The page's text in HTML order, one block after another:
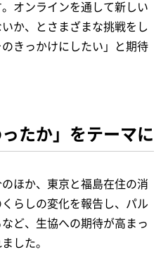
オンラインを通して新しい
か、とさまざまな挑戦をし
きっかけにしたい」と期待
たか」をテーマに
ほか、東京と福島在住の消
らしの変化を報告し、パル
ど、生協への期待が高まっ
した。